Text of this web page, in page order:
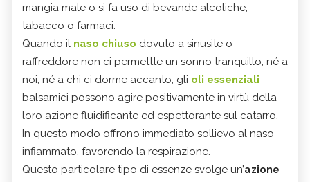
mangia male o si fa uso di bevande alcoliche,
tabacco o farmaci.
Quando il naso chiuso dovuto a sinusite o
raffreddore non ci permettte un sonno tranquillo, né a
noi, né a chi ci dorme accanto, gli oli essenziali
balsamici possono agire positivamente in virtù della
loro azione fluidificante ed espettorante sul catarro.
In questo modo offrono immediato sollievo al naso
infiammato, favorendo la respirazione.
Questo particolare tipo di essenze svolge un’azione